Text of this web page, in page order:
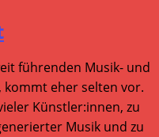
führenden Musik- und
eher selten vor.
Künstler:innen, zu
Musik und zu